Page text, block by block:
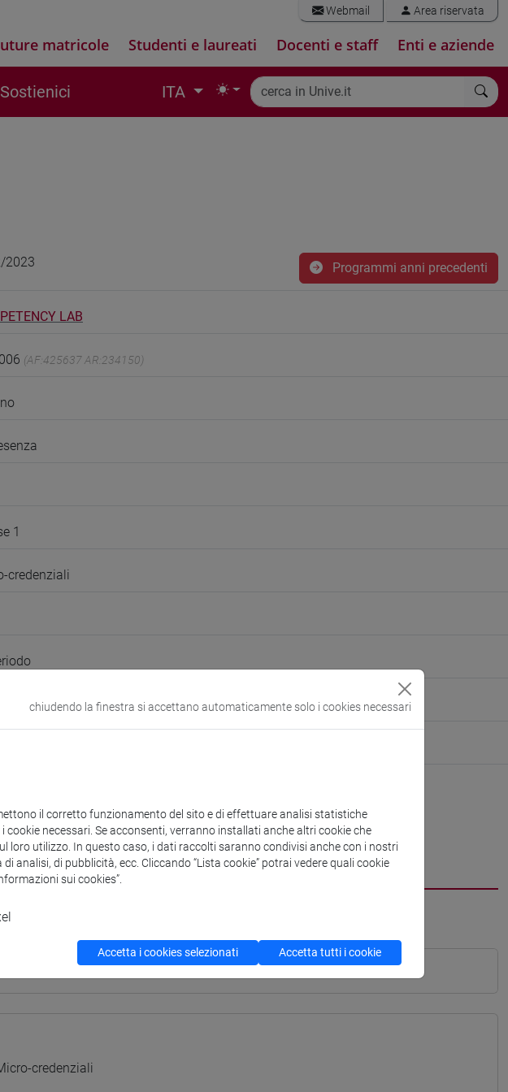
Webmail Area riservata
matricole Studenti e laureati Docenti e staff Enti e aziende
Sostienici ITA
2023 Programmi anni precedenti
LAB
(AF:425637 AR:234150)
1
credenziali
credenziali
chiudendo la finestra si accettano automaticamente solo i cookies necessari
il corretto funzionamento del sito e di effettuare analisi statistiche
necessari. Se acconsenti, verranno installati anche altri cookie che
utilizzo. In questo caso, i dati raccolti saranno condivisi anche con i nostri
analisi, di pubblicità, ecc. Cliccando “Lista cookie” potrai vedere quali cookie
sui cookies”.
Accetta i cookies selezionati Accetta tutti i cookie